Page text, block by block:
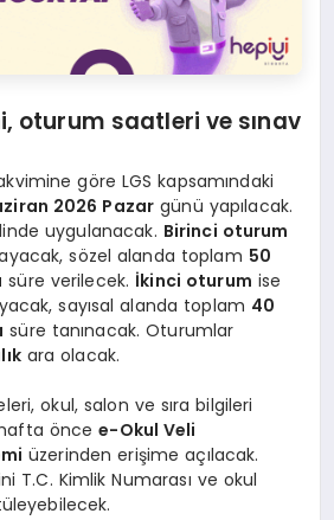
oturum saatleri ve sınav
göre LGS kapsamındaki
2026 Pazar günü yapılacak.
uygulanacak. Birinci oturum
sözel alanda toplam 50
süre verilecek. İkinci oturum ise
sayısal alanda toplam 40
süre tanınacak. Oturumlar
ara olacak.
okul, salon ve sıra bilgileri
hafta öncee-Okul Veli
üzerinden erişime açılacak.
T.C. Kimlik Numarası ve okul